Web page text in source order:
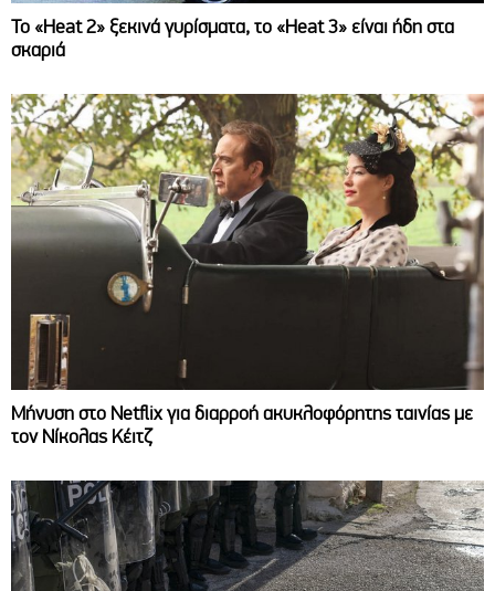
Το «Heat 2» ξεκινά γυρίσματα, το «Heat 3» είναι ήδη στα
σκαριά
Μήνυση στο Netflix για διαρροή ακυκλοφόρητης ταινίας με
τον Νίκολας Κέιτζ